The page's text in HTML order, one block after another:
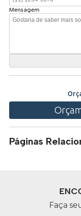
Mensagem
Páginas
Faça